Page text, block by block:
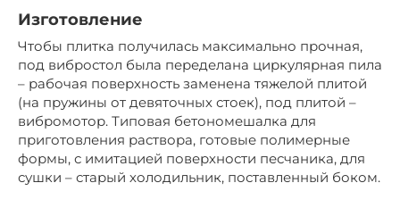
Изготовление
Чтобы плитка получилась максимально прочная,
под вибростол была переделана циркулярная пила
– рабочая поверхность заменена тяжелой плитой
(на пружины от девяточных стоек), под плитой –
вибромотор. Типовая бетономешалка для
приготовления раствора, готовые полимерные
формы, с имитацией поверхности песчаника, для
сушки – старый холодильник, поставленный боком.